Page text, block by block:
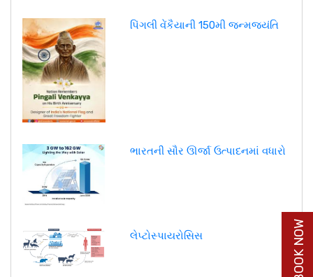
પિંગલી વેંકૈયાની 150મી જન્મજયંતિ
ભારતની સૌર ઊર્જા ઉત્પાદનમાં વધારો
લેપ્ટોસ્પાયરોસિસ